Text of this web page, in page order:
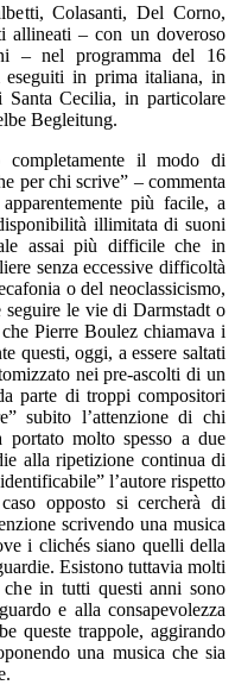
Colasanti, Del Corno,
allineati – con un doveroso
– nel programma del 16
eseguiti in prima italiana, in
Santa Cecilia, in particolare
Begleitung.
completamente il modo di
per chi scrive” – commenta
più facile, a
illimitata di suoni
assai più difficile che in
senza eccessive difficoltà
o del neoclassicismo,
le vie di Darmstadt o
Pierre Boulez chiamava i
questi, oggi, a essere saltati
nei pre-ascolti di un
parte di troppi compositori
subito l’attenzione di chi
molto spesso a due
alla ripetizione continua di
l’autore rispetto
opposto si cercherà di
scrivendo una musica
i clichés siano quelli della
Esistono tuttavia molti
in tutti questi anni sono
e alla consapevolezza
queste trappole, aggirando
una musica che sia